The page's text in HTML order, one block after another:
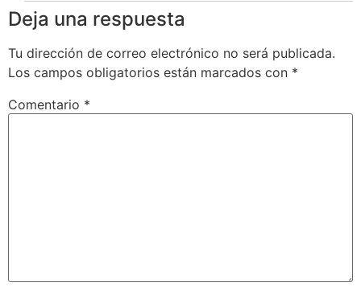
Deja una respuesta
Tu dirección de correo electrónico no será publicada.
Los campos obligatorios están marcados con *
Comentario *